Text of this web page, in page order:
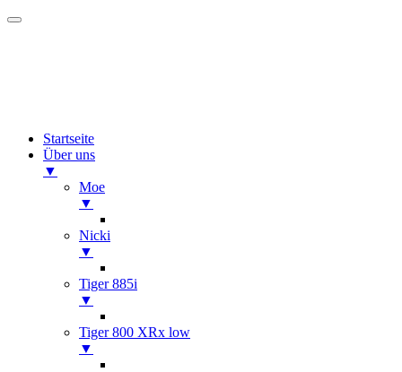
Startseite
Über uns
▼
Moe
▼
Nicki
▼
Tiger 885i
▼
Tiger 800 XRx low
▼